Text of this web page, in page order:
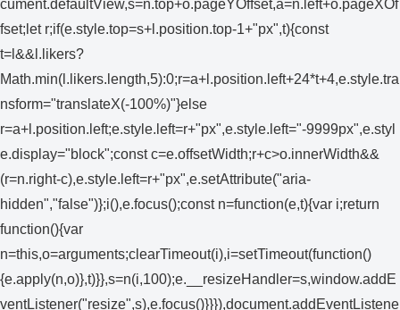
cument.defaultView,s=n.top+o.pageYOffset,a=n.left+o.pageXOf
fset;let r;if(e.style.top=s+l.position.top-1+"px",t){const
t=l&&l.likers?
Math.min(l.likers.length,5):0;r=a+l.position.left+24*t+4,e.style.tra
nsform="translateX(-100%)"}else
r=a+l.position.left;e.style.left=r+"px",e.style.left="-9999px",e.styl
e.display="block";const c=e.offsetWidth;r+c>o.innerWidth&&
(r=n.right-c),e.style.left=r+"px",e.setAttribute("aria-
hidden","false")};i(),e.focus();const n=function(e,t){var i;return
function(){var
n=this,o=arguments;clearTimeout(i),i=setTimeout(function()
{e.apply(n,o)},t)}},s=n(i,100);e.__resizeHandler=s,window.addE
ventListener("resize",s),e.focus()}}}),document.addEventListene